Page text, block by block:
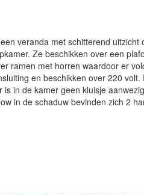
veranda met schitterend
Ze beschikken over een
ramen met horren waardoor er
en beschikken over 220
in de kamer geen kluisje
in de schaduw bevinden zich 2